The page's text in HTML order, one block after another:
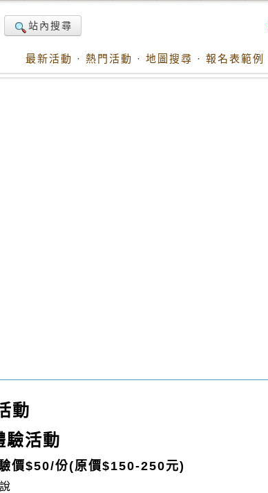
站內搜尋
最新活動 · 熱門活動 · 地圖搜尋 · 報名表範例
動
驗活動
價$50/份(原價$150-250元)